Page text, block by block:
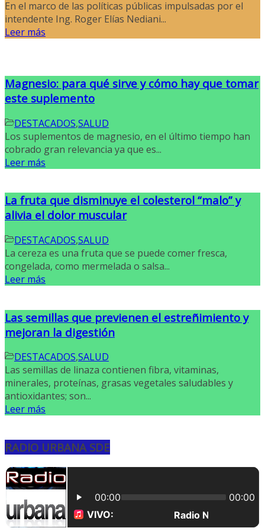
En el marco de las políticas públicas impulsadas por el
intendente Ing. Roger Elías Nediani...
Leer más
Magnesio: para qué sirve y cómo hay que tomar
este suplemento
DESTACADOS,SALUD
Los suplementos de magnesio, en el último tiempo han
cobrado gran relevancia ya que es...
Leer más
La fruta que disminuye el colesterol “malo” y
alivia el dolor muscular
DESTACADOS,SALUD
La cereza es una fruta que se puede comer fresca,
congelada, como mermelada o salsa...
Leer más
Las semillas que previenen el estreñimiento y
mejoran la digestión
DESTACADOS,SALUD
Las semillas de linaza contienen fibra, vitaminas,
minerales, proteínas, grasas vegetales saludables y
antioxidantes; son...
Leer más
RADIO URBANA SDE